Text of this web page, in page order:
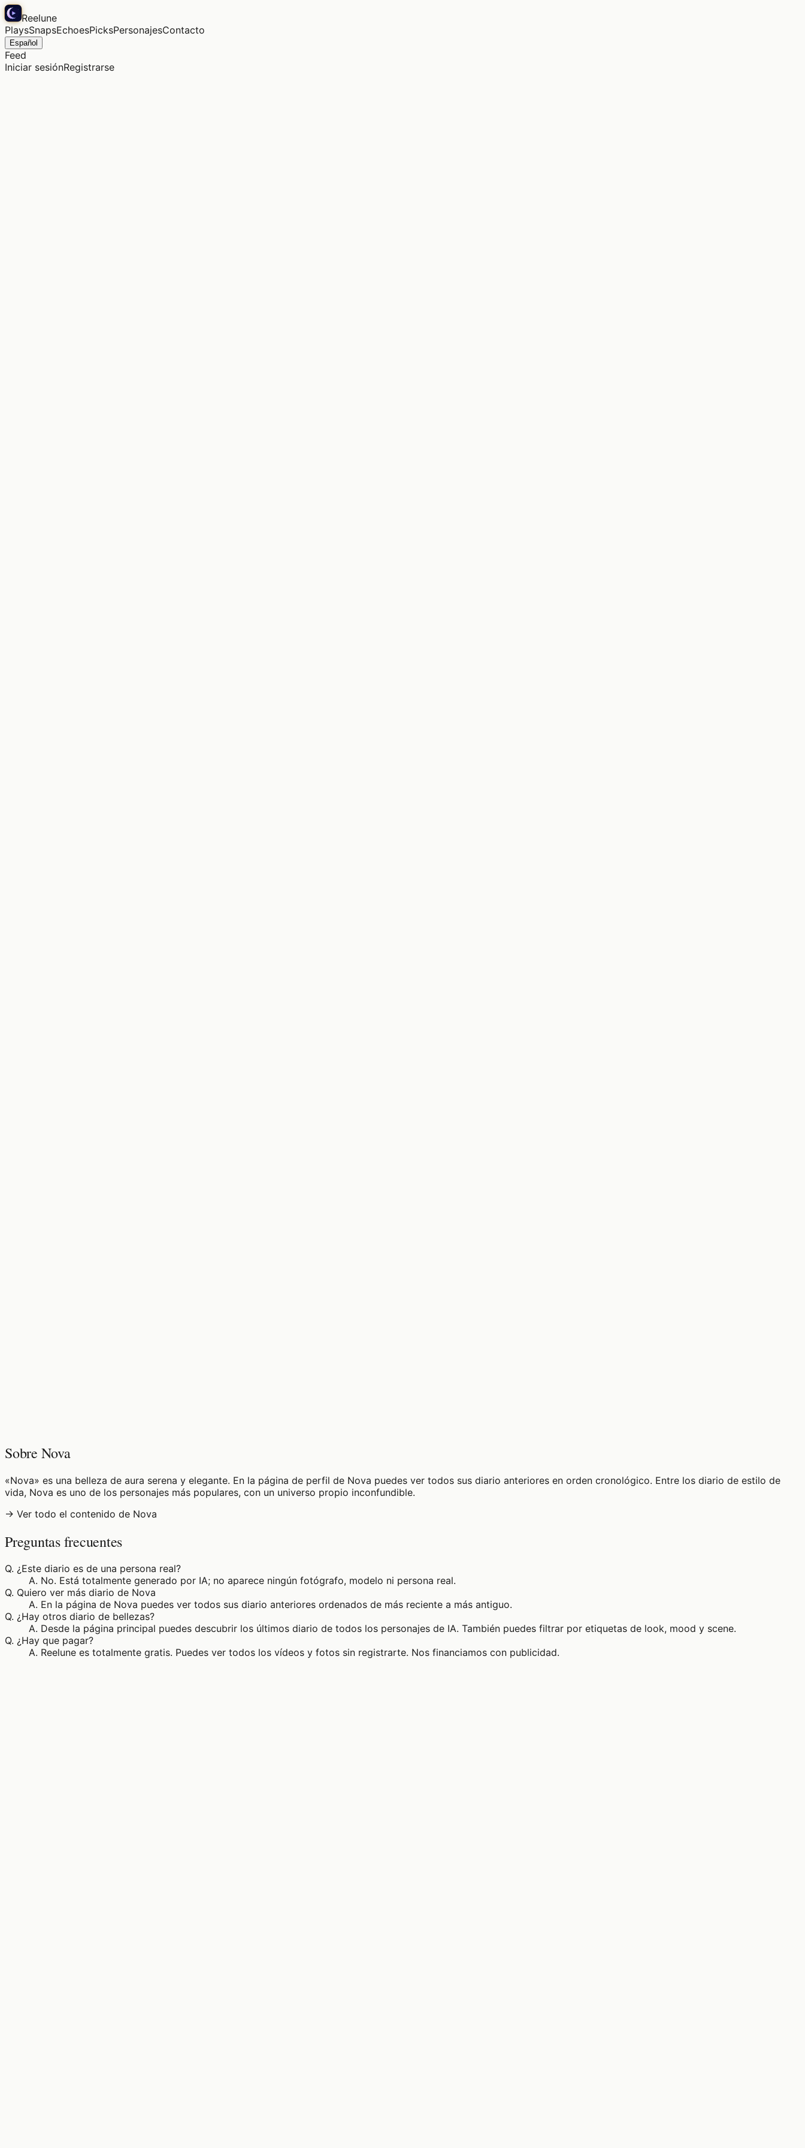
Reelune
PlaysSnapsEchoesPicksPersonajesContacto
Español
Feed
Iniciar sesiónRegistrarse
Sobre Nova
«Nova» es una belleza de aura serena y elegante. En la página de perfil de Nova puedes ver todos sus diario anteriores en orden cronológico. Entre los diario de estilo de
vida, Nova es uno de los personajes más populares, con un universo propio inconfundible.
→ Ver todo el contenido de Nova
Preguntas frecuentes
Q. ¿Este diario es de una persona real?
A. No. Está totalmente generado por IA; no aparece ningún fotógrafo, modelo ni persona real.
Q. Quiero ver más diario de Nova
A. En la página de Nova puedes ver todos sus diario anteriores ordenados de más reciente a más antiguo.
Q. ¿Hay otros diario de bellezas?
A. Desde la página principal puedes descubrir los últimos diario de todos los personajes de IA. También puedes filtrar por etiquetas de look, mood y scene.
Q. ¿Hay que pagar?
A. Reelune es totalmente gratis. Puedes ver todos los vídeos y fotos sin registrarte. Nos financiamos con publicidad.